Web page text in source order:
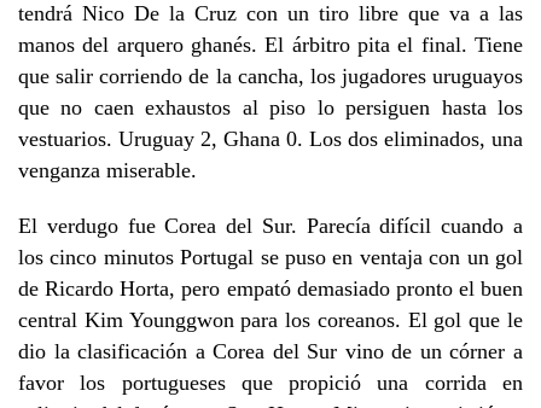
tendrá Nico De la Cruz con un tiro libre que va a las
manos del arquero ghanés. El árbitro pita el final. Tiene
que salir corriendo de la cancha, los jugadores uruguayos
que no caen exhaustos al piso lo persiguen hasta los
vestuarios. Uruguay 2, Ghana 0. Los dos eliminados, una
venganza miserable.
El verdugo fue Corea del Sur. Parecía difícil cuando a
los cinco minutos Portugal se puso en ventaja con un gol
de Ricardo Horta, pero empató demasiado pronto el buen
central Kim Younggwon para los coreanos. El gol que le
dio la clasificación a Corea del Sur vino de un córner a
favor los portugueses que propició una corrida en